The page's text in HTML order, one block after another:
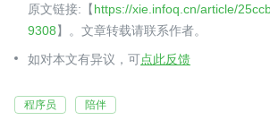
原文链接:【https://xie.infoq.cn/article/
9308】。文章转载请联系作者。
如对本文有异议，可点此反馈
程序员 陪伴